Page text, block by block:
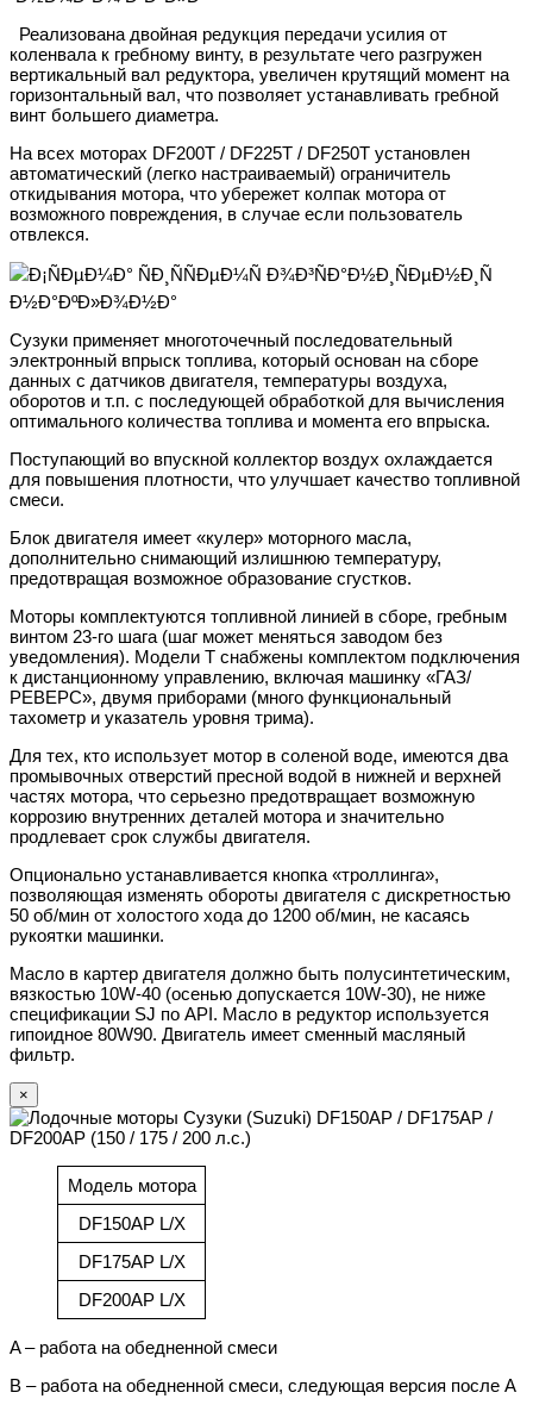
Реализована двойная редукция передачи усилия от
коленвала к гребному винту, в результате чего разгружен
вертикальный вал редуктора, увеличен крутящий момент на
горизонтальный вал, что позволяет устанавливать гребной
винт большего диаметра.
На всех моторах DF200T / DF225T / DF250T установлен
автоматический (легко настраиваемый) ограничитель
откидывания мотора, что убережет колпак мотора от
возможного повреждения, в случае если пользователь
отвлекся.
Сузуки применяет многоточечный последовательный
электронный впрыск топлива, который основан на сборе
данных с датчиков двигателя, температуры воздуха,
оборотов и т.п. с последующей обработкой для вычисления
оптимального количества топлива и момента его впрыска.
Поступающий во впускной коллектор воздух охлаждается
для повышения плотности, что улучшает качество топливной
смеси.
Блок двигателя имеет «кулер» моторного масла,
дополнительно снимающий излишнюю температуру,
предотвращая возможное образование сгустков.
Моторы комплектуются топливной линией в сборе, гребным
винтом 23-го шага (шаг может меняться заводом без
уведомления). Модели Т снабжены комплектом подключения
к дистанционному управлению, включая машинку «ГАЗ/
РЕВЕРС», двумя приборами (много функциональный
тахометр и указатель уровня трима).
Для тех, кто использует мотор в соленой воде, имеются два
промывочных отверстий пресной водой в нижней и верхней
частях мотора, что серьезно предотвращает возможную
коррозию внутренних деталей мотора и значительно
продлевает срок службы двигателя.
Опционально устанавливается кнопка «троллинга»,
позволяющая изменять обороты двигателя с дискретностью
50 об/мин от холостого хода до 1200 об/мин, не касаясь
рукоятки машинки.
Масло в картер двигателя должно быть полусинтетическим,
вязкостью 10W-40 (осенью допускается 10W-30), не ниже
спецификации SJ по API. Масло в редуктор используется
гипоидное 80W90. Двигатель имеет сменный масляный
фильтр.
×
Модель мотора
DF150AP L/X
DF175AP L/X
DF200AP L/X
A – работа на обедненной смеси
B – работа на обедненной смеси, следующая версия после А